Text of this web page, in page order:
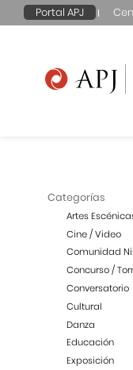
Portal APJ
Categorías
Artes
Cine / Video
Comunidad
Concurso /
Conversatorio
Cultural
Danza
Educación
Exposición